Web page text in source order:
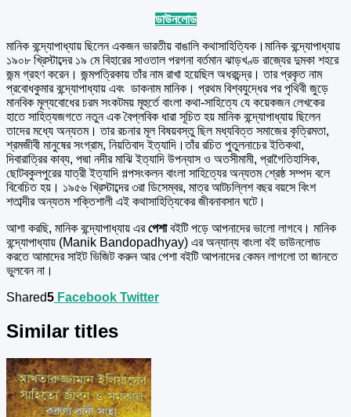
ডাউনলোড
মানিক বন্দ্যোপাধ্যায় ছিলেন একজন ভারতীয় বাঙালি কথাসাহিত্যিক।মানিক বন্দ্যোপাধ্যায়
১৯০৮ খ্রিস্টাব্দের ১৯ মে বিহারের সাওতাল পরগনা বর্তমান ঝাড়খণ্ড রাজ্যের দুমকা শহরে
জন্ম গ্রহণ করেন। জন্মপত্রিকায় তাঁর নাম রাখা হয়েছিল অধরচন্দ্র। তার প্রকৃত নাম
প্রবোধকুমার বন্দ্যোপাধ্যায় এবং ডাকনাম মানিক। প্রথম বিশ্বযুদ্ধের পর পৃথিবী জুড়ে
মানবিক মূল্যবোধের চরম সংকটময় মূহুর্তে বাংলা কথা-সাহিত্যে যে কয়েকজন লেখকের
হাতে সাহিত্যজগতে নতুন এক বৈপ্লবিক ধারা সূচিত হয় মানিক বন্দ্যোপাধ্যায় ছিলেন
তাদের মধ্যে অন্যতম। তার রচনার মূল বিষয়বস্তু ছিল মধ্যবিত্ত সমাজের কৃত্রিমতা,
শ্রমজীবী মানুষের সংগ্রাম, নিয়তিবাদ ইত্যাদি।তাঁর রচিত পুতুলনাচের ইতিকথা,
দিবারাত্রির কাব্য, পদ্মা নদীর মাঝি ইত্যাদি উপন্যাস ও অতসীমামী, প্রাগৈতিহাসিক,
ছোটবকুলপুরের যাত্রী ইত্যাদি গল্পসংকলন বাংলা সাহিত্যের অন্যতম শ্রেষ্ঠ সম্পদ বলে
বিবেচিত হয়। ১৯৫৬ খ্রিস্টাব্দের ৩রা ডিসেম্বর, মাত্র আটচল্লিশ বছর বয়সে বিংশ
শতাব্দীর অন্যতম শক্তিশালী এই কথাসাহিত্যিকের জীবনাবসান ঘটে।
আশা করছি, মানিক বন্দ্যোপাধ্যায় এরপেশাবইটি পড়ে আপনাদের ভালো লাগবে। মানিক
বন্দ্যোপাধ্যায় (Manik Bandopadhyay) এর অন্যান্য বাংলা বই ডাউনলোড
করতে আমাদের সাইট ভিজিট করুন আর পেশা বইটি আপনাদের কেমন লাগলো তা জানতে
ভুলবেন না।
Shared5 Facebook Twitter
Similar titles